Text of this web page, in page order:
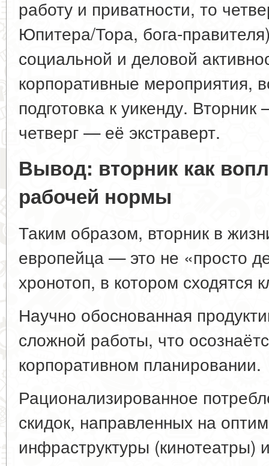
работу и приватности, то
Юпитера/Тора, бога-
социальной и деловой
корпоративные мероприятия,
подготовка к уикенду.
четверг — её экстраверт.
Вывод: вторник как
рабочей нормы
Таким образом, вторник в
европейца — это не «просто
хронотоп, в котором сходятся
Научно обоснованная
сложной работы, что
корпоративном планировании.
Рационализированное
скидок, направленных на
инфраструктуры (кинотеатры)